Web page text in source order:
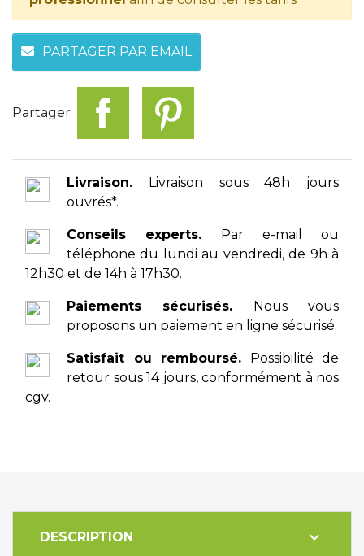
PARTAGER PAR EMAIL
Partager
Livraison. Livraison sous 48h jours
ouvrés*.
Conseils experts. Par e-mail ou
téléphone du lundi au vendredi, de 9h à
12h30 et de 14h à 17h30.
Paiements sécurisés. Nous vous
proposons un paiement en ligne sécurisé.
Satisfait ou remboursé. Possibilité de
retour sous 14 jours, conformément à nos
cgv.
DESCRIPTION expand_more